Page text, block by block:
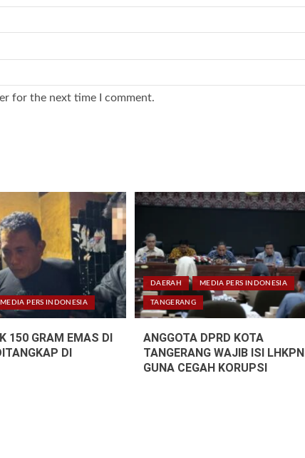
for the next time I comment.
MEDIA PERS INDONESIA
150 GRAM EMAS DI
DI
DAERAH MEDIA PERS INDONESIA
TANGERANG
ANGGOTA DPRD KOTA
TANGERANG WAJIB ISI LHKPN
GUNA CEGAH KORUPSI